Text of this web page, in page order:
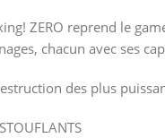
ZERO reprend le
chacun avec ses
des plus